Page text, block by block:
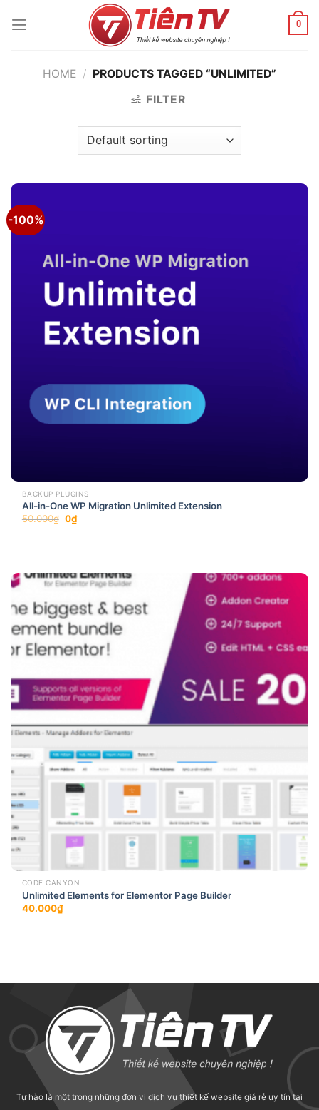
đến
0
HOME / PRODUCTS TAGGED “UNLIMITED”
FILTER
-100%
BACKUP PLUGINS
All-in-One WP Migration Unlimited Extension
50.000₫ Original
price
0₫Current
price
CODE CANYON
Unlimited Elements for Elementor Page Builder
40.000₫
Tự hào là một trong những đơn vị dịch vụ thiết kế website giá rẻ uy tín tại